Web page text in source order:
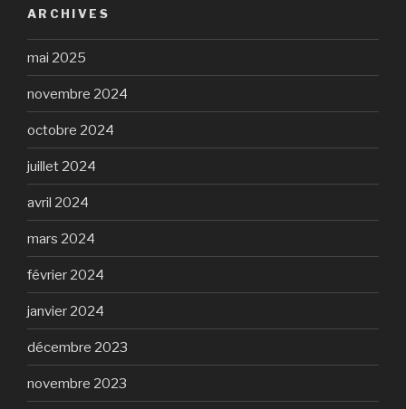
ARCHIVES
mai 2025
novembre 2024
octobre 2024
juillet 2024
avril 2024
mars 2024
février 2024
janvier 2024
décembre 2023
novembre 2023